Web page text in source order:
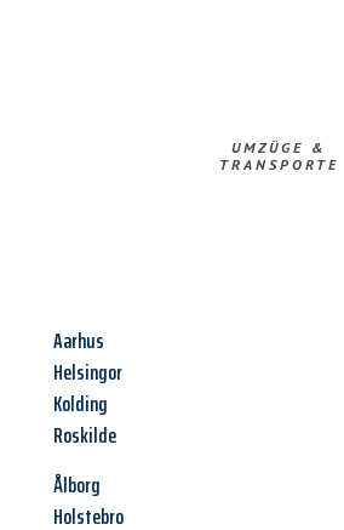
UMZÜGE &
TRANSPORTE
Aarhus
Helsingor
Kolding
Roskilde
Ålborg
Holstebro